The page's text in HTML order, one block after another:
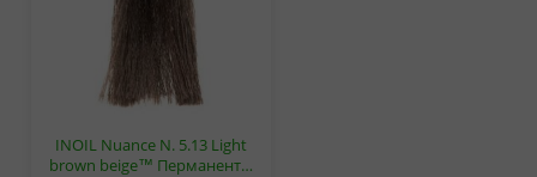
INOIL Nuance N. 5.13 Light
brown beige™ Перманент…